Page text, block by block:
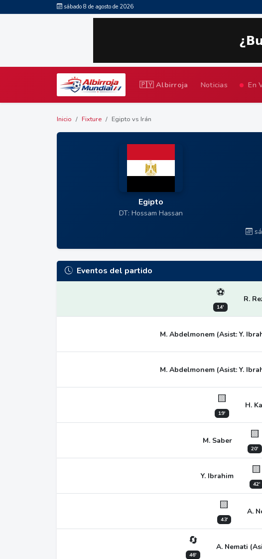
sábado 8 de agosto de 2026
🇵🇾 Albirroja Noticias En
Inicio Fixture Egipto vs Irán
Egipto
DT: Hossam Hassan
Eventos del partido
⚽
14'
R.
M. Abdelmonem (Asist: Y.
M. Abdelmonem (Asist: Y.
🟨
19'
H.
M. Saber 🟨
20'
Y. Ibrahim 🟨
42'
🟨
43'
A.
🔄
46'
A. Nemati